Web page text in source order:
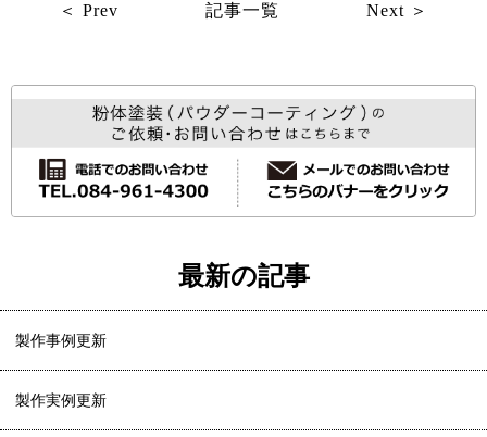
＜ Prev 記事一覧 Next ＞
最新の記事
製作事例更新
製作実例更新